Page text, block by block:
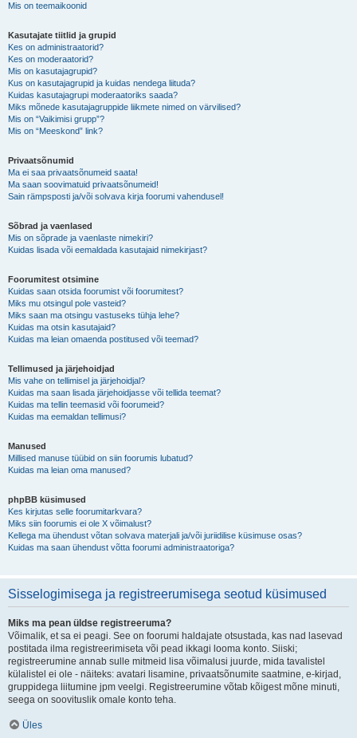
Mis on teemaikoonid
Kasutajate tiitlid ja grupid
Kes on administraatorid?
Kes on moderaatorid?
Mis on kasutajagrupid?
Kus on kasutajagrupid ja kuidas nendega liituda?
Kuidas kasutajagrupi moderaatoriks saada?
Miks mõnede kasutajagruppide liikmete nimed on värvilised?
Mis on “Vaikimisi grupp”?
Mis on “Meeskond” link?
Privaatsõnumid
Ma ei saa privaatsõnumeid saata!
Ma saan soovimatuid privaatsõnumeid!
Sain rämpsposti ja/või solvava kirja foorumi vahendusel!
Sõbrad ja vaenlased
Mis on sõprade ja vaenlaste nimekiri?
Kuidas lisada või eemaldada kasutajaid nimekirjast?
Foorumitest otsimine
Kuidas saan otsida foorumist või foorumitest?
Miks mu otsingul pole vasteid?
Miks saan ma otsingu vastuseks tühja lehe?
Kuidas ma otsin kasutajaid?
Kuidas ma leian omaenda postitused või teemad?
Tellimused ja järjehoidjad
Mis vahe on tellimisel ja järjehoidjal?
Kuidas ma saan lisada järjehoidjasse või tellida teemat?
Kuidas ma tellin teemasid või foorumeid?
Kuidas ma eemaldan tellimusi?
Manused
Millised manuse tüübid on siin foorumis lubatud?
Kuidas ma leian oma manused?
phpBB küsimused
Kes kirjutas selle foorumitarkvara?
Miks siin foorumis ei ole X võimalust?
Kellega ma ühendust võtan solvava materjali ja/või juriidilise küsimuse osas?
Kuidas ma saan ühendust võtta foorumi administraatoriga?
Sisselogimisega ja registreerumisega seotud küsimused
Miks ma pean üldse registreeruma?
Võimalik, et sa ei peagi. See on foorumi haldajate otsustada, kas nad lasevad
postitada ilma registreerimiseta või pead ikkagi looma konto. Siiski;
registreerumine annab sulle mitmeid lisa võimalusi juurde, mida tavalistel
külalistel ei ole - näiteks: avatari lisamine, privaatsõnumite saatmine, e-kirjad,
gruppidega liitumine jpm veelgi. Registreerumine võtab kõigest mõne minuti,
seega on soovituslik omale konto teha.
Üles